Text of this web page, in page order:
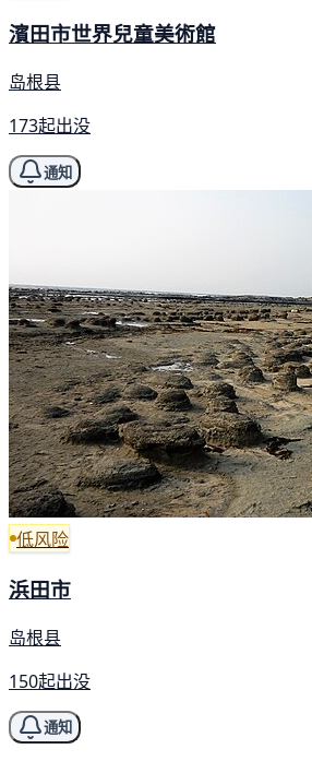
濱田市世界兒童美術館
岛根县
173起出没
通知
低风险
浜田市
岛根县
150起出没
通知